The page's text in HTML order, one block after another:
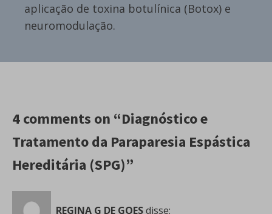
aplicação de toxina botulínica (Botox) e
neuromodulação.
4 comments on “Diagnóstico e
Tratamento da Paraparesia Espástica
Hereditária (SPG)”
REGINA G DE GOESdisse: